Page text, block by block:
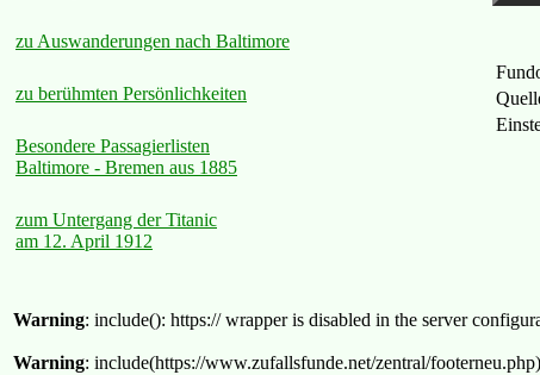
zu Auswanderungen nach Baltimore
zu berühmten Persönlichkeiten
Besondere Passagierlisten
Baltimore - Bremen aus 1885
zum Untergang der Titanic
am 12. April 1912
Warning: include(): https:// wrapper is disabled in the server
Warning: include(https://www.zufallsfunde.net/zentral/